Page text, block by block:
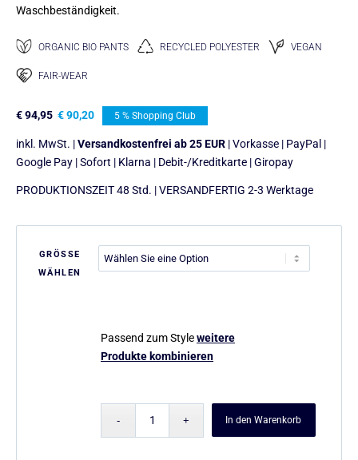
Waschbeständigkeit.
ORGANIC BIO PANTS RECYCLED POLYESTER VEGAN
FAIR-WEAR
€94,95 €90,20 5 % Shopping Club
inkl. MwSt. |Versandkostenfrei ab 25 EUR | Vorkasse | PayPal |
Google Pay | Sofort | Klarna | Debit-/Kreditkarte | Giropay
PRODUKTIONSZEIT 48 Std. | VERSANDFERTIG 2-3 Werktage
GRÖSSE
WÄHLEN
Passend zum Styleweitere
Produkte kombinieren
In den Warenkorb